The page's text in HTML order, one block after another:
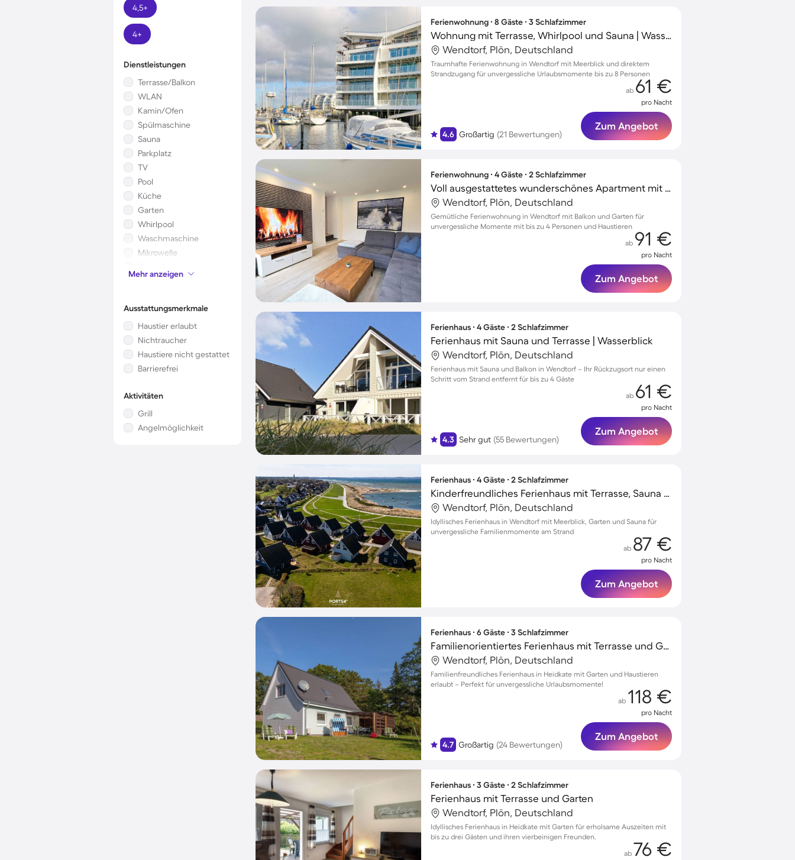
4,5+
4+
Dienstleistungen
Terrasse/Balkon
WLAN
Kamin/Ofen
Spülmaschine
Sauna
Parkplatz
TV
Pool
Küche
Garten
Whirlpool
Waschmaschine
Mikrowelle
Kinderbett
Klimaanlage
Mehr anzeigen
Ausstattungsmerkmale
Haustier erlaubt
Nichtraucher
Haustiere nicht gestattet
Barrierefrei
Aktivitäten
Grill
Angelmöglichkeit
Ferienwohnung ∙ 8 Gäste ∙ 3 Schlafzimmer
Wohnung mit Terrasse, Whirlpool und Sauna | Wasserblick
Wendtorf, Plön, Deutschland
Traumhafte Ferienwohnung in Wendtorf mit Meerblick und direktem
Strandzugang für unvergessliche Urlaubsmomente bis zu 8 Personen
4.6 Großartig (21 Bewertungen)
ab 61 €
pro Nacht
Zum Angebot
Ferienwohnung ∙ 4 Gäste ∙ 2 Schlafzimmer
Voll ausgestattetes wunderschönes Apartment mit Terrasse, Garten und Grill | Gartenblick | Haustiere erlaubt
Wendtorf, Plön, Deutschland
Gemütliche Ferienwohnung in Wendtorf mit Balkon und Garten für
unvergessliche Momente mit bis zu 4 Personen und Haustieren
ab 91 €
pro Nacht
Zum Angebot
Ferienhaus ∙ 4 Gäste ∙ 2 Schlafzimmer
Ferienhaus mit Sauna und Terrasse | Wasserblick
Wendtorf, Plön, Deutschland
Ferienhaus mit Sauna und Balkon in Wendtorf – Ihr Rückzugsort nur einen
Schritt vom Strand entfernt für bis zu 4 Gäste
4.3 Sehr gut (55 Bewertungen)
ab 61 €
pro Nacht
Zum Angebot
Ferienhaus ∙ 4 Gäste ∙ 2 Schlafzimmer
Kinderfreundliches Ferienhaus mit Terrasse, Sauna und Garten | Meerblick | Neben dem Strand
Wendtorf, Plön, Deutschland
Idyllisches Ferienhaus in Wendtorf mit Meerblick, Garten und Sauna für
unvergessliche Familienmomente am Strand
ab 87 €
pro Nacht
Zum Angebot
Ferienhaus ∙ 6 Gäste ∙ 3 Schlafzimmer
Familienorientiertes Ferienhaus mit Terrasse und Garten | Naturblick | Neben dem Strand | Haustiere erlaubt
Wendtorf, Plön, Deutschland
Familienfreundliches Ferienhaus in Heidkate mit Garten und Haustieren
erlaubt – Perfekt für unvergessliche Urlaubsmomente!
4.7 Großartig (24 Bewertungen)
ab 118 €
pro Nacht
Zum Angebot
Ferienhaus ∙ 3 Gäste ∙ 2 Schlafzimmer
Ferienhaus mit Terrasse und Garten
Wendtorf, Plön, Deutschland
Idyllisches Ferienhaus in Heidkate mit Garten für erholsame Auszeiten mit
bis zu drei Gästen und ihren vierbeinigen Freunden.
ab 76 €